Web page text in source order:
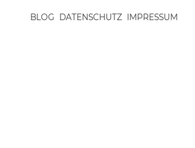
BLOG DATENSCHUTZ IMPRESSUM